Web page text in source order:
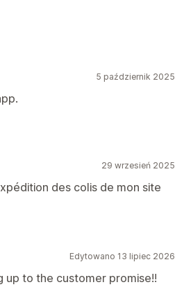
5 październik 2025
29 wrzesień 2025
des colis de mon site
Edytowano 13 lipiec 2026
up to the customer promise!!